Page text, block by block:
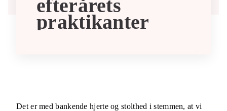
FØRSTEHJÆLPSKURSER
efterårets
praktikanter
Det er med bankende hjerte og stolthed i stemmen, at vi